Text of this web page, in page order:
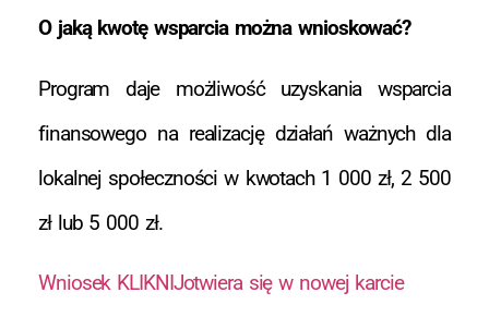
O jaką kwotę wsparcia można wnioskować?
Program daje możliwość uzyskania wsparcia
finansowego na realizację działań ważnych dla
lokalnej społeczności w kwotach 1 000 zł, 2 500
zł lub 5 000 zł.
Wniosek KLIKNIJotwiera się w nowej karcie